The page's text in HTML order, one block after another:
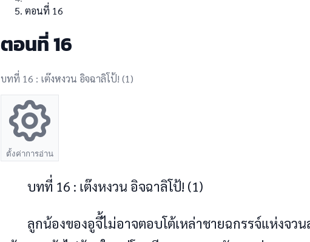
ตอนที่ 16
ตอนที่ 16
บทที่ 16 : เต๊งหงวน อิจฉาลิโป้! (1)
ตั้งค่าการอ่าน
倊倇​倇倥倸​ ​16​ ​:​ ​倰倅债俷​倛俷​倗倉​ ​倝値俸俹倢​倕値​倲個倹​!​ ​(​1​)
倕倩俱​倉倹倝俷​俲倝俷​倝倩​俸倥倹​倴們倸​倝倢俸​倅倝倊倲倅倹​倰倛倕倸倢​俺倢倒​俹俱倓倓俸值​倱倛倸俷​俸倗倉​倚